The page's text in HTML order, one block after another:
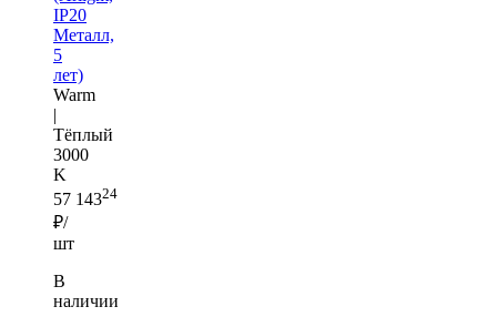
IP20
Металл,
5
лет)
Warm
|
Тёплый
3000
K
57 14324
₽/
шт
В
наличии